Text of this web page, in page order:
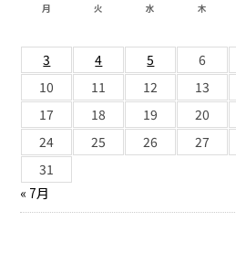
月 火 水 木
3
4 5 6
10
11 12 13
17
18 19 20
24
25 26 27
31
« 7月